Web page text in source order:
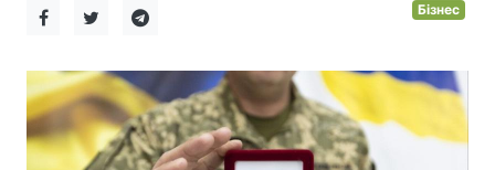
Бізнес